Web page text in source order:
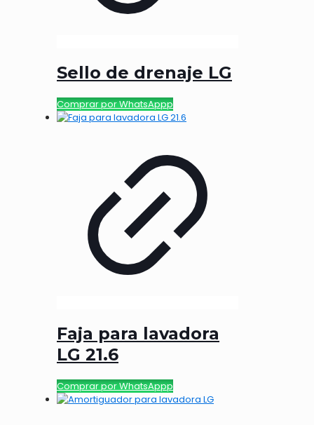
Sello de drenaje LG
Comprar por WhatsAppp
Faja para lavadora
LG 21.6
Comprar por WhatsAppp